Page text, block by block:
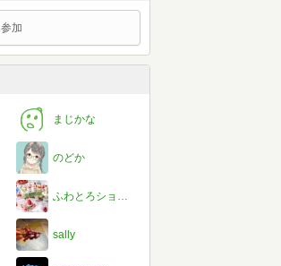
加
まじかな
のどか
ふわとろショコラ
sally